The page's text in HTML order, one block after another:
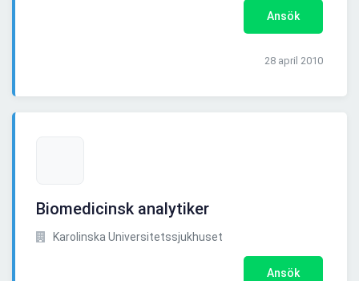
Ansök
28 april 2010
Biomedicinsk analytiker
Karolinska Universitetssjukhuset
Ansök